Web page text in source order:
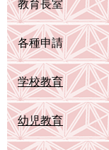
教育長室
各種申請
学校教育
幼児教育